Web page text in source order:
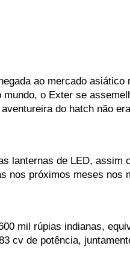
ao mercado asiático
o Exter se
do hatch não
lanternas de LED, assim
nos próximos meses nos
mil rúpias indianas,
cv de potência,